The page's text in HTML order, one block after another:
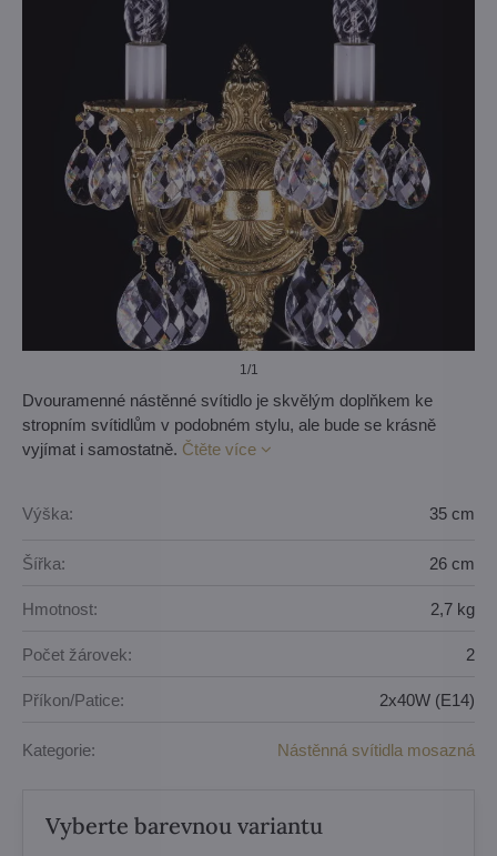
1/1
Dvouramenné nástěnné svítidlo je skvělým doplňkem ke
stropním svítidlům v podobném stylu, ale bude se krásně
vyjímat i samostatně. Čtěte více
Výška: 35 cm
Šířka: 26 cm
Hmotnost: 2,7 kg
Počet žárovek: 2
Příkon/Patice: 2x40W (E14)
Kategorie: Nástěnná svítidla mosazná
Vyberte barevnou variantu